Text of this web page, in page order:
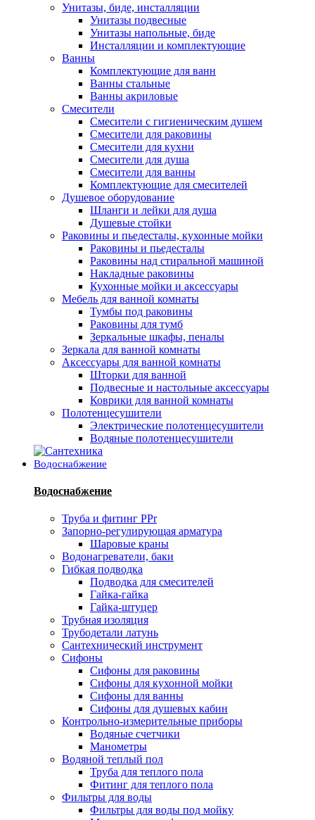
Унитазы, биде, инсталляции
Унитазы подвесные
Унитазы напольные, биде
Инсталляции и комплектующие
Ванны
Комплектующие для ванн
Ванны стальные
Ванны акриловые
Смесители
Смесители с гигиеническим душем
Смесители для раковины
Смесители для кухни
Смесители для душа
Смесители для ванны
Комплектующие для смесителей
Душевое оборудование
Шланги и лейки для душа
Душевые стойки
Раковины и пьедесталы, кухонные мойки
Раковины и пьедесталы
Раковины над стиральной машиной
Накладные раковины
Кухонные мойки и аксессуары
Мебель для ванной комнаты
Тумбы под раковины
Раковины для тумб
Зеркальные шкафы, пеналы
Зеркала для ванной комнаты
Аксессуары для ванной комнаты
Шторки для ванной
Подвесные и настольные аксессуары
Коврики для ванной комнаты
Полотенцесушители
Электрические полотенцесушители
Водяные полотенцесушители
Водоснабжение
Водоснабжение
Труба и фитинг PPr
Запорно-регулирующая арматура
Шаровые краны
Водонагреватели, баки
Гибкая подводка
Подводка для смесителей
Гайка-гайка
Гайка-штуцер
Трубная изоляция
Трубодетали латунь
Сантехнический инструмент
Сифоны
Сифоны для раковины
Сифоны для кухонной мойки
Сифоны для ванны
Сифоны для душевых кабин
Контрольно-измерительные приборы
Водяные счетчики
Манометры
Водяной теплый пол
Труба для теплого пола
Фитинг для теплого пола
Фильтры для воды
Фильтры для воды под мойку